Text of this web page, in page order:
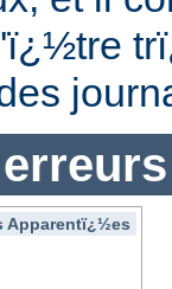
Apparentï¿½es